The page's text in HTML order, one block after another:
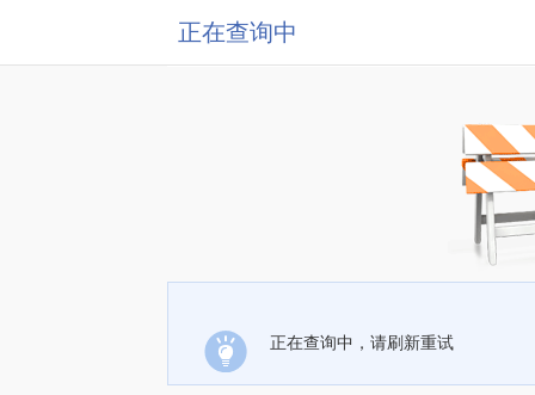
正在查询中
正在查询中，请刷新重试